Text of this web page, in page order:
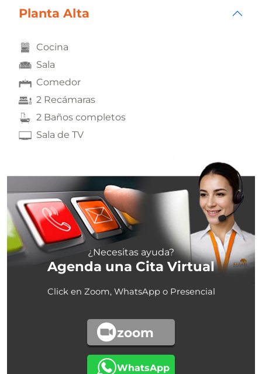
Planta Alta
Cocina
Sala
Comedor
2 Recámaras
2 Baños completos
Sala de TV
¿Necesitas ayuda?
Agenda una Cita Virtual
Click en Zoom, WhatsApp o Presencial
zoom
WhatsApp